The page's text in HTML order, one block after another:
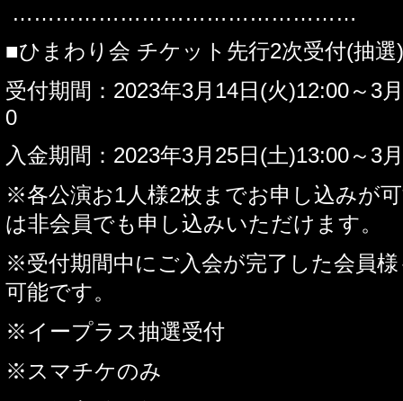
…………………………………………
■ひまわり会 チケット先行2次受付(抽選)
受付期間：2023年3月14日(火)12:00～3
0
入金期間：2023年3月25日(土)13:00～3
※各公演お1人様2枚までお申し込みが
は非会員でも申し込みいただけます。
※受付期間中にご入会が完了した会員
可能です。
※イープラス抽選受付
※スマチケのみ